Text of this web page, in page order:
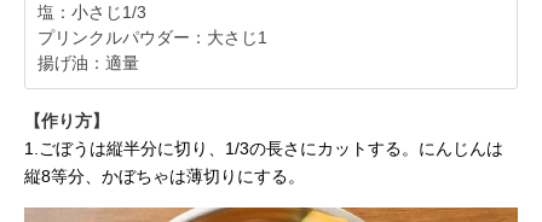
塩：小さじ1/3
プリンクルパウダー：大さじ1
揚げ油：適量
【作り方】
1.ごぼうは縦半分に切り、1/3の長さにカットする。にんじんは
縦8等分、かぼちゃは薄切りにする。